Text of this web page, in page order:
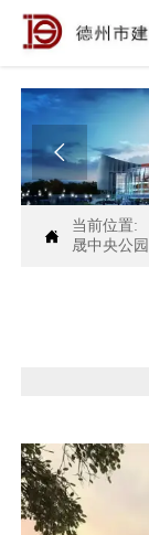


当前位置:
晟中央公园